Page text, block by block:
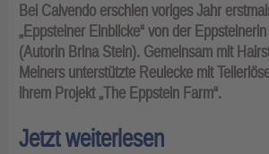
Bei Calvendo erschien voriges Jahr
„Eppsteiner Einblicke“ von der
(Autorin Brina Stein). Gemeinsam mit
Meiners unterstützte Reulecke mit
ihrem Projekt „The Eppstein Farm“.
Jetzt weiterlesen